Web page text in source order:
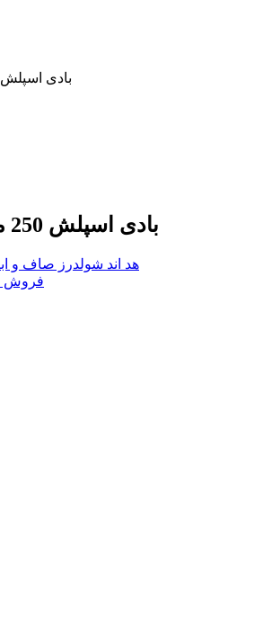
بادی اسپلش 250 میل در 6 رایحه خوراکی
بادی اسپلش 250 میل در 6 رایحه خوراکی